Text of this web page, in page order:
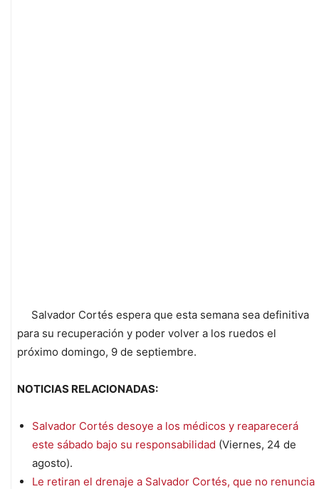
Salvador Cortés espera que esta semana sea definitiva
para su recuperación y poder volver a los ruedos el
próximo domingo, 9 de septiembre.
NOTICIAS RELACIONADAS:
Salvador Cortés desoye a los médicos y reaparecerá
este sábado bajo su responsabilidad (Viernes, 24 de
agosto).
Le retiran el drenaje a Salvador Cortés, que no renuncia